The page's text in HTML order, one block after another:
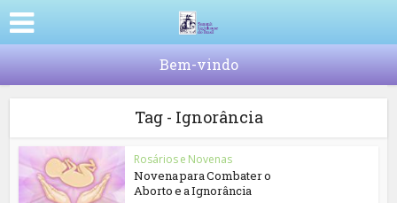
Bem-vindo
Tag - Ignorância
Rosários e Novenas
Novena para Combater o
Aborto e a Ignorância